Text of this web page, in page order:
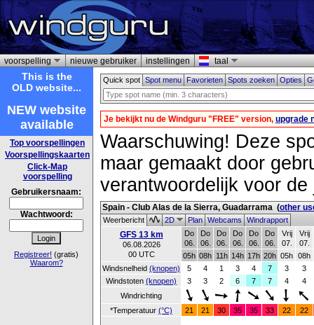
voorspelling nieuwe gebruiker instellingen taal
This is the
OLD website...
NEW website
available
Top voorspellingen
Voorspellingskaarten
Click-Map
voorspelling
Gebruikersnaam:
Wachtwoord:
Registreer! (gratis)
Waarom?
Quick spot Spot menuFavorietenSpots zoekenOpties
Je bekijkt nu de Windguru "FREE" version, upgrade
Waarschuwing! Deze
maar gemaakt door
verantwoordelijk voor
Spain - Club Alas de la Sierra, Guadarrama (other
Weerbericht 2D PlanWebcamsWindrapport
GFS 13 km
06.08.2026
00 UTC
Do
06.
Do
06.
Do
06.
Do
06.
Do
06.
Do
06.
Vrij
07.
Vrij
07.
05h 08h 11h 14h 17h 20h 05h 08h
Windsnelheid (knopen) 5 4 1 3 4 7 3
3
Windstoten (knopen) 3 3 2 6 7 7 4
4
Windrichting
*Temperatuur (°C) 21 21 30 35 35 33 22 22